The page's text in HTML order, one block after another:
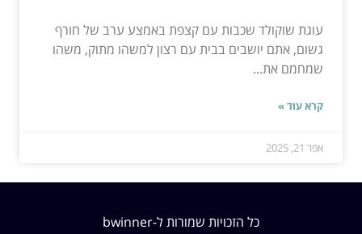
עוגת שוקולד שכבות עם קצפת באמצע ערב של חורף
גשום, אתם יושבים בבית עם רצון למשהו מתוק, משהו
שמחמם את...
קרא עוד »
אפר 21, 2025
כל הזכויות שמורות ל-bwinner